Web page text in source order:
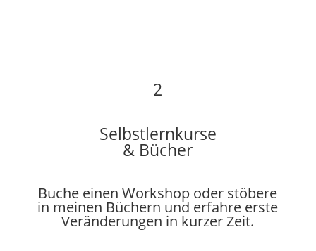
2
Selbstlernkurse
& Bücher
Buche einen Workshop oder stöbere
in meinen Büchern und erfahre erste
Veränderungen in kurzer Zeit.